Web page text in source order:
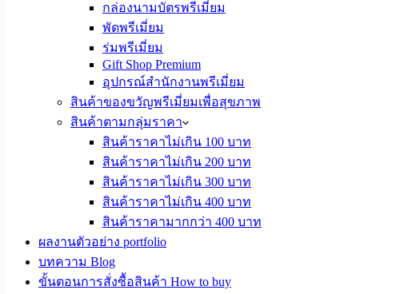
กล่องนามบัตรพรีเมี่ยม
พัดพรีเมี่ยม
ร่มพรีเมี่ยม
Gift Shop Premium
อุปกรณ์สำนักงานพรีเมี่ยม
สินค้าของขวัญพรีเมี่ยมเพื่อสุขภาพ
สินค้าตามกลุ่มราคา
สินค้าราคาไม่เกิน 100 บาท
สินค้าราคาไม่เกิน 200 บาท
สินค้าราคาไม่เกิน 300 บาท
สินค้าราคาไม่เกิน 400 บาท
สินค้าราคามากกว่า 400 บาท
ผลงานตัวอย่าง portfolio
บทความ Blog
ขั้นตอนการสั่งซื้อสินค้า How to buy